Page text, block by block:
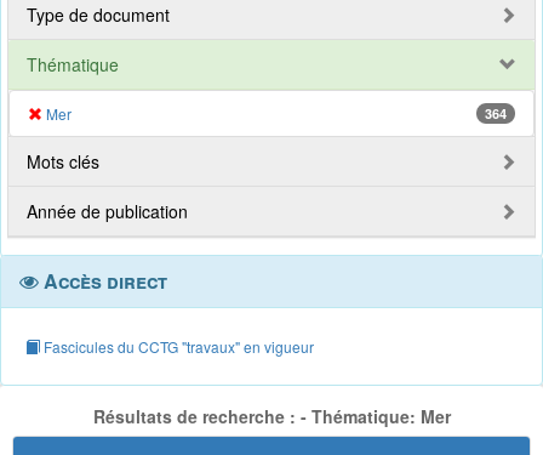
Type de document
Thématique
Mer 364
Mots clés
Année de publication
Accès direct
Fascicules du CCTG "travaux" en vigueur
Résultats de recherche : - Thématique: Mer